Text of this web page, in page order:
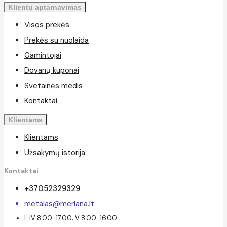
Klientų aptarnavimas
Visos prekės
Prekės su nuolaida
Gamintojai
Dovanų kuponai
Svetainės medis
Kontaktai
Klientams
Klientams
Užsakymų istorija
Kontaktai
+37052329329
metalas@merlana.lt
I-IV 8.00-17.00; V 8.00-16.00